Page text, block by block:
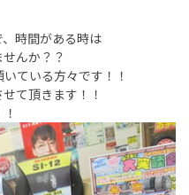
時間がある時は
んか？？
ている方々です！！
て頂きます！！